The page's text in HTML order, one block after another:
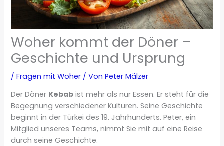
Woher kommt der Döner –
Geschichte und Ursprung
/Fragen mit Woher / VonPeter Mälzer
Der Döner Kebab ist mehr als nur Essen. Er steht für die
Begegnung verschiedener Kulturen. Seine Geschichte
beginnt in der Türkei des 19. Jahrhunderts. Peter, ein
Mitglied unseres Teams, nimmt Sie mit auf eine Reise
durch seine Geschichte.